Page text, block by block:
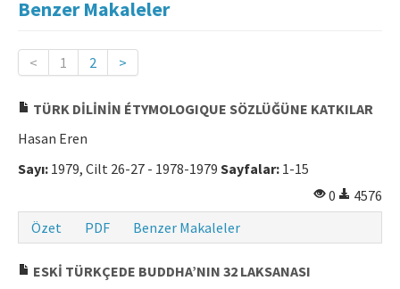
Amaç ve Kapsam
Yayın Kurulu
Yazarlar İçin
İletişim
Makale Gönder
Benzer Makaleler
< 1 2 >
TÜRK DİLİNİN ÉTYMOLOGIQUE SÖZLÜĞÜNE KATKILAR
Hasan Eren
Sayı: 1979, Cilt 26-27 - 1978-1979 Sayfalar: 1-15
0
4576
Özet
PDF Benzer Makaleler
ESKİ TÜRKÇEDE BUDDHA’NIN 32 LAKSANASI